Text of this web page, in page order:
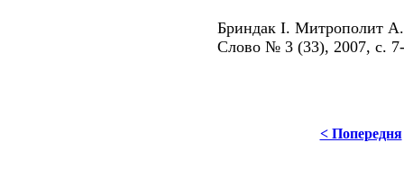
Бриндак І. Митрополит
Слово № 3 (33), 2007, с.
< Попередня